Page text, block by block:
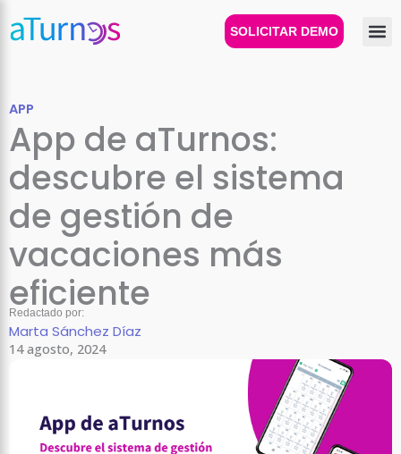
SOLICITAR DEMO
APP
App de aTurnos:
descubre el sistema
de gestión de
vacaciones más
eficiente
Redactado por:
Marta Sánchez Díaz
14 agosto, 2024